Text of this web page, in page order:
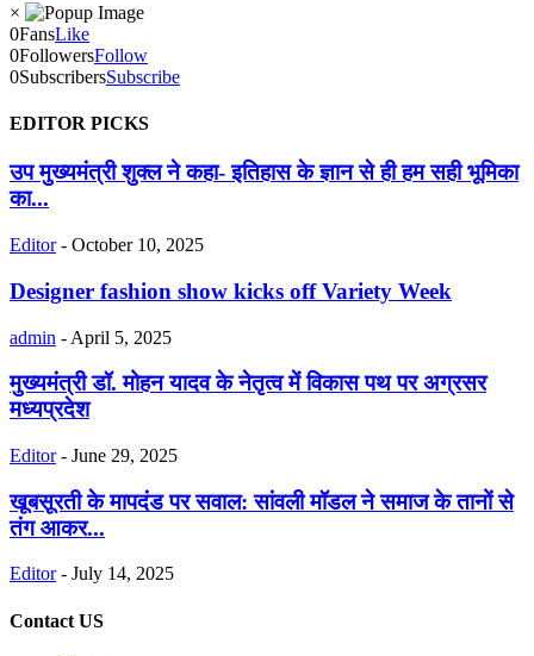
×
0FansLike
0FollowersFollow
0SubscribersSubscribe
EDITOR PICKS
उप मुख्यमंत्री शुक्ल ने कहा- इतिहास के ज्ञान से ही हम सही भूमिका
का...
Editor - October 10, 2025
Designer fashion show kicks off Variety Week
admin - April 5, 2025
मुख्यमंत्री डॉ. मोहन यादव के नेतृत्व में विकास पथ पर अग्रसर
मध्यप्रदेश
Editor - June 29, 2025
खूबसूरती के मापदंड पर सवाल: सांवली मॉडल ने समाज के तानों से
तंग आकर...
Editor - July 14, 2025
Contact US